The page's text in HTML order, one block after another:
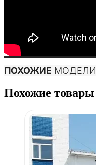
ПОХОЖИЕ МОДЕЛИ
Похожие товары